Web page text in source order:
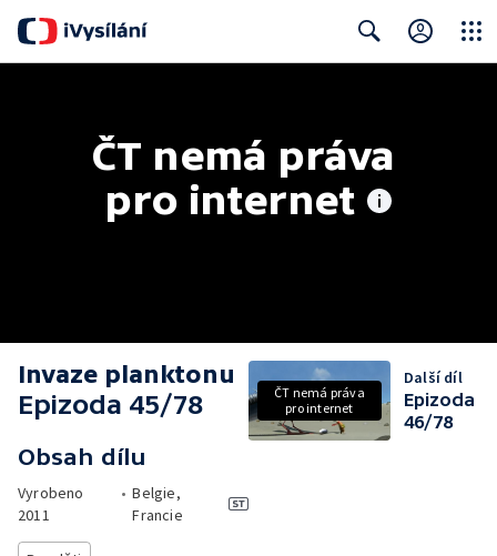
ČT nemá práva
pro internet
Invaze planktonu
Epizoda 45/78
Obsah dílu
Vyrobeno
2011
• Belgie,
Francie
ČT nemá práva
pro internet
Další díl
Epizoda
46/78